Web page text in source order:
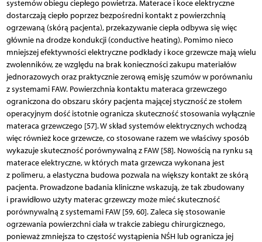
systemów obiegu ciepłego powietrza. Materace i koce elektryczne
dostarczają ciepło poprzez bezpośredni kontakt z powierzchnią
ogrzewaną (skórą pacjenta), przekazywanie ciepła odbywa się więc
głównie na drodze kondukcji (conductive heating). Pomimo nieco
mniejszej efektywności elektryczne podkłady i koce grzewcze mają wielu
zwolenników, ze względu na brak konieczności zakupu materiałów
jednorazowych oraz praktycznie zerową emisję szumów w porównaniu
z systemami FAW. Powierzchnia kontaktu materaca grzewczego
ograniczona do obszaru skóry pacjenta mającej styczność ze stołem
operacyjnym dość istotnie ogranicza skuteczność stosowania wyłącznie
materaca grzewczego [57]. W skład systemów elektrycznych wchodzą
więc również koce grzewcze, co stosowane razem we właściwy sposób
wykazuje skuteczność porównywalną z FAW [58]. Nowością na rynku są
materace elektryczne, w których mata grzewcza wykonana jest
z polimeru, a elastyczna budowa pozwala na większy kontakt ze skórą
pacjenta. Prowadzone badania kliniczne wskazują, że tak zbudowany
i prawidłowo użyty materac grzewczy może mieć skuteczność
porównywalną z systemami FAW [59, 60]. Zaleca się stosowanie
ogrzewania powierzchni ciała w trakcie zabiegu chirurgicznego,
ponieważ zmniejsza to częstość wystąpienia NŚH lub ogranicza jej